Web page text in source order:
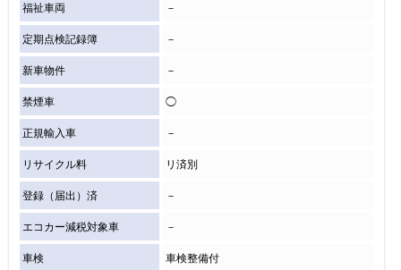
福祉車両 －
定期点検記録簿 －
新車物件 －
禁煙車 ◯
正規輸入車 －
リサイクル料 リ済別
登録（届出）済 －
エコカー減税対象車 －
車検 車検整備付